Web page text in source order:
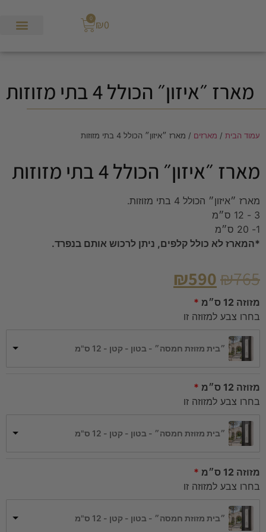
₪0
0
מארז ״איזון״ הכולל 4 בתי מזוזות
עמוד הבית / מארזים / מארז ״איזון״ הכולל 4 בתי מזוזות
מארז ״איזון״ הכולל 4 בתי מזוזות
מארז ״איזון״ הכולל 4 בתי מזוזות.
3 - 12 ס״מ
1- 20 ס״מ
*המארז לא כולל קלפים, ניתן לרכוש אותם בנפרד.
₪765
₪590
מזוזה 12 ס״מ
בחרו צבע למזוזה זו
״בית מזוזת חמסה״ - בטון - קטן - 12 ס"מ
מזוזה 12 ס״מ
בחרו צבע למזוזה זו
״בית מזוזת חמסה״ - בטון - קטן - 12 ס"מ
מזוזה 12 ס״מ
בחרו צבע למזוזה זו
״בית מזוזת חמסה״ - בטון - קטן - 12 ס"מ